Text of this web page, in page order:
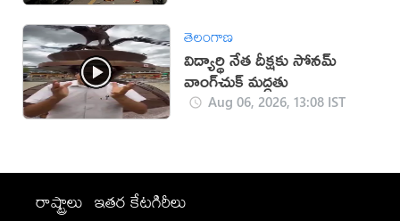
తెలంగాణ
విద్యార్థి నేత దీక్షకు సోనమ్
వాంగ్‌చుక్ మద్దతు
Aug 06, 2026, 13:08 IST
రాష్ట్రాలు ఇతర కేటగిరీలు